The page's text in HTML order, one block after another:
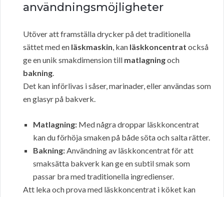
användningsmöjligheter
Utöver att framställa drycker på det traditionella
sättet med en läskmaskin, kan läskkoncentrat också
ge en unik smakdimension till matlagningoch
bakning.
Det kan införlivas i såser, marinader, eller användas som
en glasyr på bakverk.
Matlagning: Med några droppar läskkoncentrat
kan du förhöja smaken på både söta och salta rätter.
Bakning:Användning av läskkoncentrat för att
smaksätta bakverk kan ge en subtil smak som
passar bra med traditionella ingredienser.
Att leka och prova med läskkoncentrat i köket kan